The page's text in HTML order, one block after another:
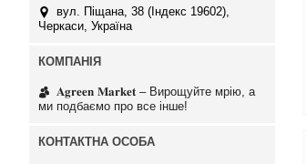
вул. Піщана, 38 (Індекс 19602),
Черкаси, Україна
𝐀𝐠𝐫𝐞𝐞𝐧 𝐌𝐚𝐫𝐤𝐞𝐭 – Вирощуйте мрію, а
ми подбаємо про все інше!